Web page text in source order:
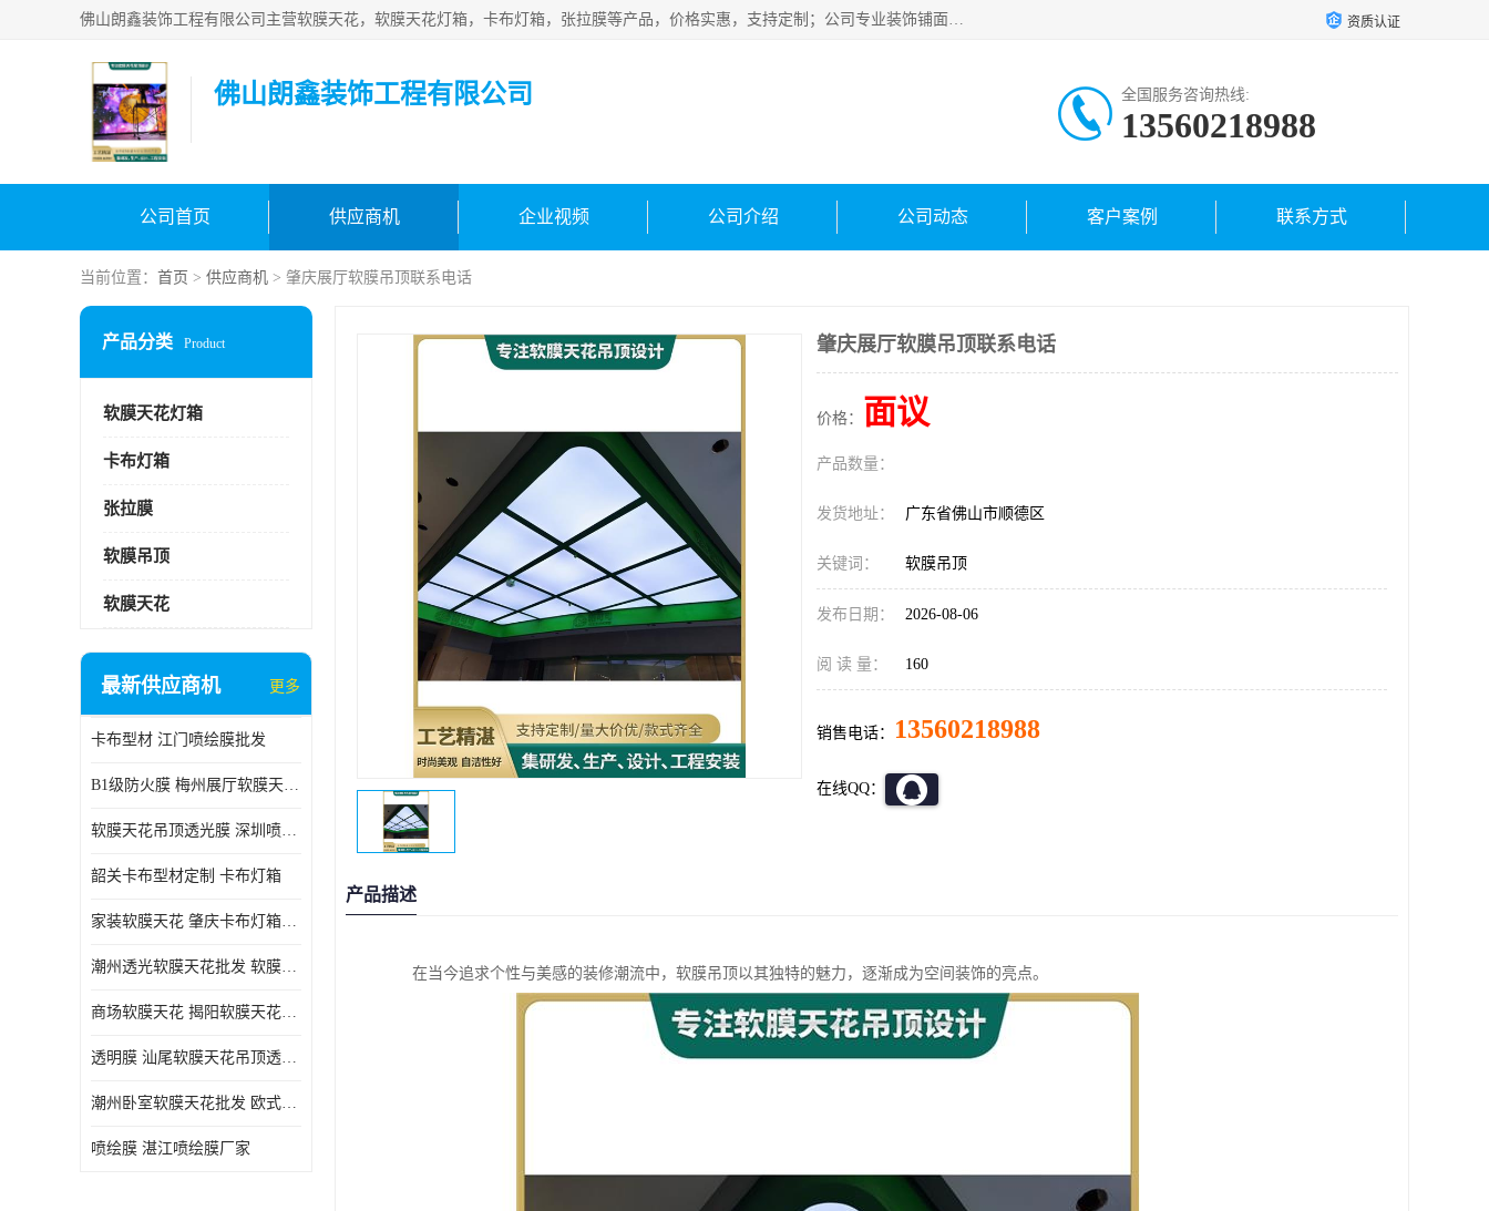
佛山朗鑫装饰工程有限公司主营软膜天花，软膜天花灯箱，卡布灯箱，张拉膜等产品，价格实惠，支持定制；公司专业装饰铺面，家居，会展特装，软膜等工程，技能精良人员，安装快、价格合理，质量保证、热诚与各方有识人士合作，欢迎新老客户来电咨询。 资质认证
佛山朗鑫装饰工程有限公司 全国服务咨询热线:
13560218988
公司首页 供应商机 企业视频 公司介绍 公司动态 客户案例 联系方式
当前位置： 首页 > 供应商机 > 肇庆展厅软膜吊顶联系电话
产品分类 Product
软膜天花灯箱
卡布灯箱
张拉膜
软膜吊顶
软膜天花
最新供应商机 更多
卡布型材 江门喷绘膜批发
B1级防火膜 梅州展厅软膜天花批发
软膜天花吊顶透光膜 深圳喷绘膜批发
韶关卡布型材定制 卡布灯箱
家装软膜天花 肇庆卡布灯箱批发
潮州透光软膜天花批发 软膜天花
商场软膜天花 揭阳软膜天花吊顶透光膜批发
透明膜 汕尾软膜天花吊顶透光膜定制
潮州卧室软膜天花批发 欧式软膜天花
喷绘膜 湛江喷绘膜厂家
肇庆展厅软膜吊顶联系电话
价格： 面议
产品数量：
发货地址： 广东省佛山市顺德区
关键词： 软膜吊顶
发布日期： 2026-08-06
阅 读 量： 160
销售电话： 13560218988
在线QQ：
产品描述
在当今追求个性与美感的装修潮流中，软膜吊顶以其独特的魅力，逐渐成为空间装饰的亮点。